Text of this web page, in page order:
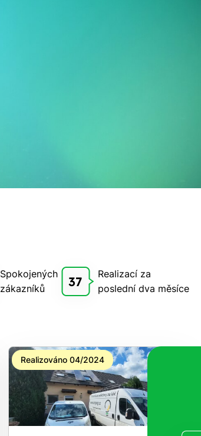
Spokojených
zákazníků
37
Realizací za
poslední dva měsíce
Realizováno 04/2024